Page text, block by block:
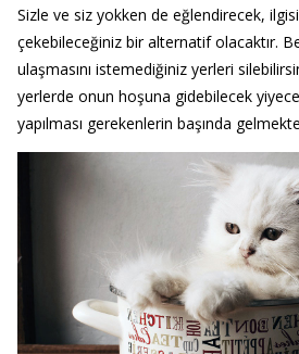
Sizle ve siz yokken de eğlendirecek,
çekebileceğiniz bir alternatif olacaktır.
ulaşmasını istemediğiniz yerleri
yerlerde onun hoşuna gidebilecek
yapılması gerekenlerin başında